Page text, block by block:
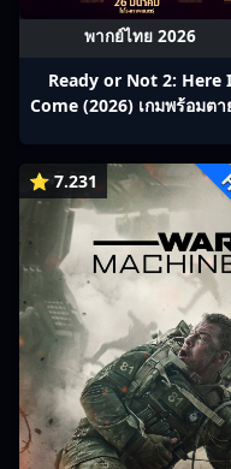
พากย์ไทย 2026
Ready or Not 2: Here I
Come (2026) เกมพร้อมตา
⭐ 7.231